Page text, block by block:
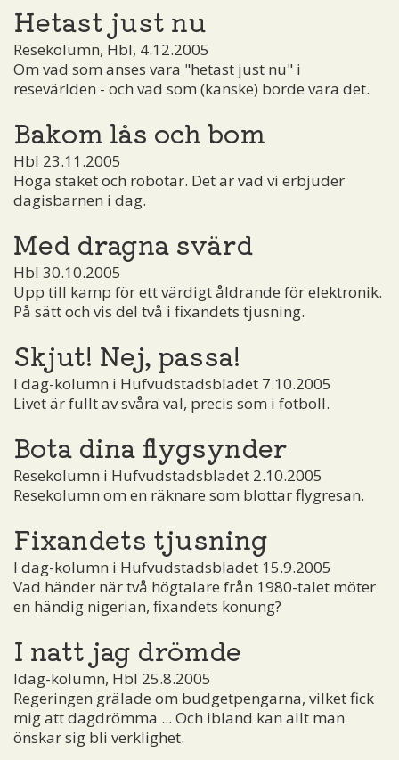
Hetast just nu
Resekolumn, Hbl, 4.12.2005
Om vad som anses vara "hetast just nu" i
resevärlden - och vad som (kanske) borde vara det.
Bakom lås och bom
Hbl 23.11.2005
Höga staket och robotar. Det är vad vi erbjuder
dagisbarnen i dag.
Med dragna svärd
Hbl 30.10.2005
Upp till kamp för ett värdigt åldrande för elektronik.
På sätt och vis del två i fixandets tjusning.
Skjut! Nej, passa!
I dag-kolumn i Hufvudstadsbladet 7.10.2005
Livet är fullt av svåra val, precis som i fotboll.
Bota dina flygsynder
Resekolumn i Hufvudstadsbladet 2.10.2005
Resekolumn om en räknare som blottar flygresan.
Fixandets tjusning
I dag-kolumn i Hufvudstadsbladet 15.9.2005
Vad händer när två högtalare från 1980-talet möter
en händig nigerian, fixandets konung?
I natt jag drömde
Idag-kolumn, Hbl 25.8.2005
Regeringen grälade om budgetpengarna, vilket fick
mig att dagdrömma ... Och ibland kan allt man
önskar sig bli verklighet.